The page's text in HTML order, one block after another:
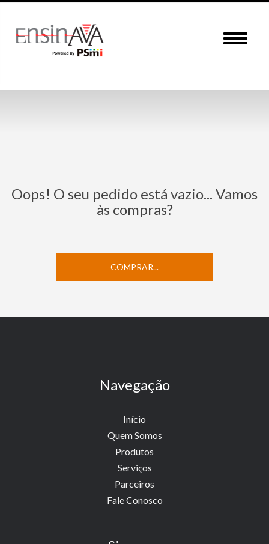
Menu
Oops! O seu pedido está vazio... Vamos
às compras?
COMPRAR...
Navegação
Início
Quem Somos
Produtos
Serviços
Parceiros
Fale Conosco